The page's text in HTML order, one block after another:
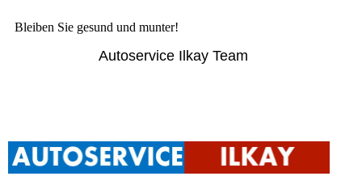
Bleiben Sie gesund und munter!
Autoservice Ilkay Team